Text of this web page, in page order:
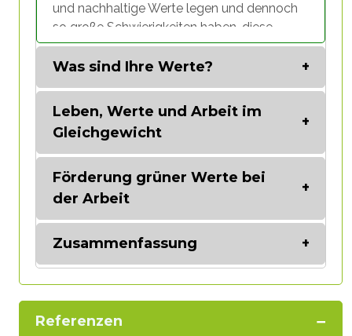
und nachhaltige Werte legen und dennoch
so große Schwierigkeiten haben, diese
allgemein in ihr Leben und speziell in ihre
Karrieren zu integrieren? Welche Faktoren
werden, Leben, Arbeit und Nachhaltigkeit in
Einklang zu bringen?
Tabelle
- Sinn
Beginnen wir mit der Analyse
desGesamtbildesder Situation,
sowohl global als auch
Stichprobe von über 22.000
Personen in 44 Ländern durchgeführt
wurde, haben die heutigen jungen Menschen
Werte als die der vorherigen Generation. Im
Was sind Ihre Werte?
Leben, Werte und Arbeit im
Gleichgewicht
Förderung grüner Werte bei
der Arbeit
Zusammenfassung
Referenzen